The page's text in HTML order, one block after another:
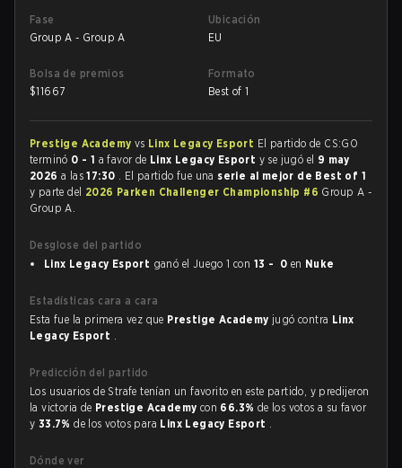
Fase
Group A - Group A
Ubicación
EU
Bolsa de premios
$11667
Formato
Best of 1
Prestige Academy vs Linx Legacy Esport El partido de CS:GO
terminó 0 - 1 a favor de Linx Legacy Esport y se jugó el 9 may
2026 a las17:30 . El partido fue una serie al mejor de Best of 1
y parte del 2026 Parken Challenger Championship #6 Group A -
Group A.
Desglose del partido
Linx Legacy Esport ganó el Juego 1 con 13 - 0 en Nuke
Estadísticas cara a cara
Esta fue la primera vez que Prestige Academy jugó contra Linx
Legacy Esport .
Predicción del partido
Los usuarios de Strafe tenían un favorito en este partido, y predijeron
la victoria de Prestige Academy con 66.3% de los votos a su favor
y 33.7%de los votos para Linx Legacy Esport .
Dónde ver